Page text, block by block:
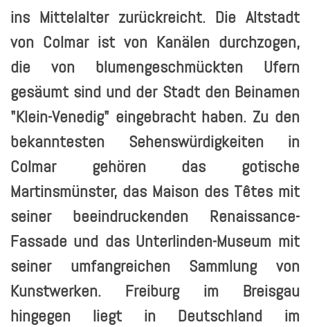
ins Mittelalter zurückreicht. Die Altstadt
von Colmar ist von Kanälen durchzogen,
die von blumengeschmückten Ufern
gesäumt sind und der Stadt den Beinamen
"Klein-Venedig" eingebracht haben. Zu den
bekanntesten Sehenswürdigkeiten in
Colmar gehören das gotische
Martinsmünster, das Maison des Têtes mit
seiner beeindruckenden Renaissance-
Fassade und das Unterlinden-Museum mit
seiner umfangreichen Sammlung von
Kunstwerken. Freiburg im Breisgau
hingegen liegt in Deutschland im